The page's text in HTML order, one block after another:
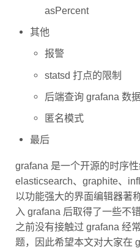
asPercent
其他
报警
statsd 打点的限制
后端查询 grafana 数
匿名模式
最后
grafana 是一个开源的时序
elasticsearch、graphite、
以功能强大的界面编辑器著
入 grafana 后取得了一些不
之前没有接触过 grafana 经
题，因此希望本文对大家在